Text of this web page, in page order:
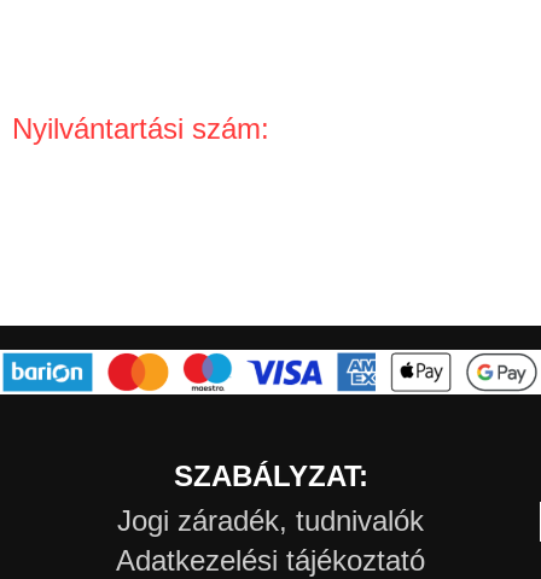
Nyilvántartási szám:
SZABÁLYZAT:
Jogi záradék, tudnivalók
Adatkezelési tájékoztató